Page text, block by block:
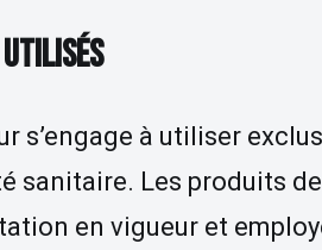
s’engage à utiliser
sanitaire. Les produits
en vigueur et